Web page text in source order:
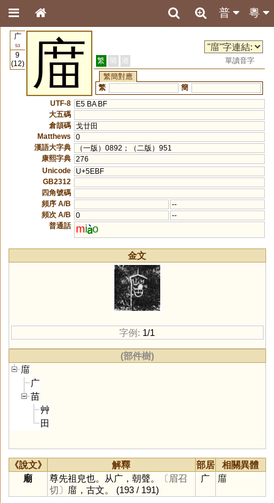
粵
普
广
53
9
(12)
庿 繁 簡 港
單讀音字
繁簡對應
繁
簡
UTF-8
E5 BA BF
大五碼
倉頡碼 戈廿田
Matthews
0
漢語大字典
（一版）0892；（二版）951
康熙字典 276
Unicode
U+5EBF
GB2312
四角號碼
頻序 A/B
--
頻次 A/B
0
--
普通話
mi o
金文
字例: 1/1
(部件樹)
庿
广
苗
艸
田
《說文》 解釋 部居
相關異體
廟
尊先祖皃也。从广，朝聲。
〔眉召
切〕 庿，古文。 (193 / 191)
广 庿